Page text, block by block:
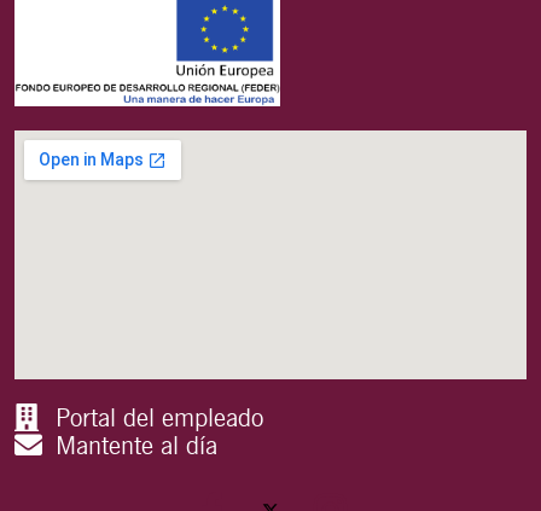
Portal del empleado
Mantente al día